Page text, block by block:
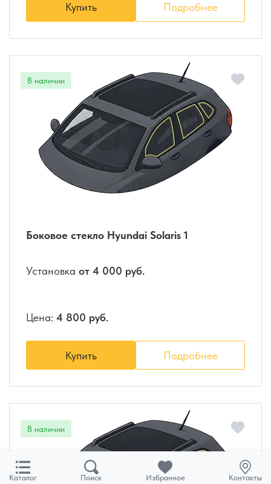
Каталог Поиск Избранное Контакты
Купить Подробнее
Боковое стекло Hyundai Solaris 1
Установка от 4 000 руб.
Цена: 4 800 руб.
Купить Подробнее